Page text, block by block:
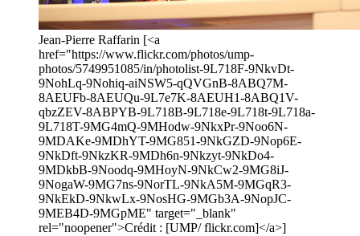
Jean-Pierre Raffarin [<a
href="https://www.flickr.com/photos/ump-
photos/5749951085/in/photolist-9L718F-9NkvDt-
9NohLq-9Nohiq-aiNSW5-qQVGnB-8ABQ7M-
8AEUFb-8AEUQu-9L7e7K-8AEUH1-8ABQ1V-
qbzZEV-8ABPYB-9L718B-9L718e-9L718t-9L718a-
9L718T-9MG4mQ-9MHodw-9NkxPr-9Noo6N-
9MDAKe-9MDhYT-9MG851-9NkGZD-9Nop6E-
9NkDft-9NkzKR-9MDh6n-9Nkzyt-9NkDo4-
9MDkbB-9Noodq-9MHoyN-9NkCw2-9MG8iJ-
9NogaW-9MG7ns-9NorTL-9NkA5M-9MGqR3-
9NkEkD-9NkwLx-9NosHG-9MGb3A-9NopJC-
9MEB4D-9MGpME" target="_blank"
rel="noopener">Crédit : [UMP/ flickr.com]</a>]